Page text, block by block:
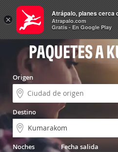
Vuelo+Hotel
PAQUETES A
Origen
Destino
Noches Fecha salida
×
Atrápalo, planes cerca
Atrapalo.com
Gratis - En Google Play